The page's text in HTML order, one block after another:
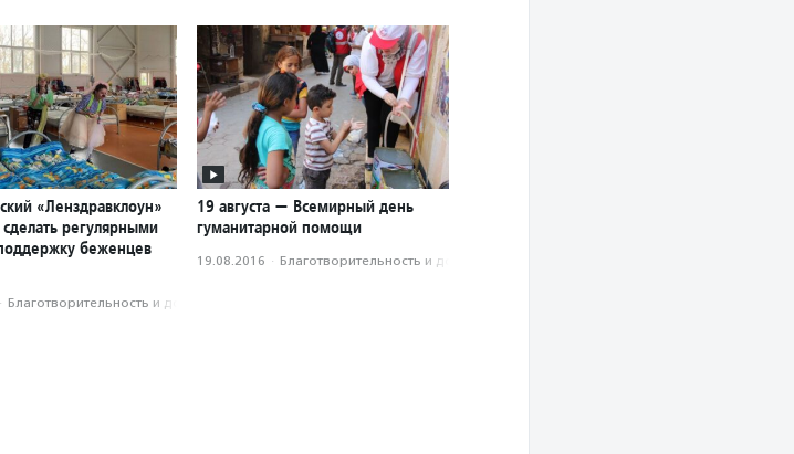
«Ленздравклоун»
регулярными
беженцев
· Благотвори­тель­ность и доброволь­чест­во
19 августа — Всемирный день
гуманитарной помощи
19.08.2016 · Благотвори­тель­ность и доброволь­чест­во